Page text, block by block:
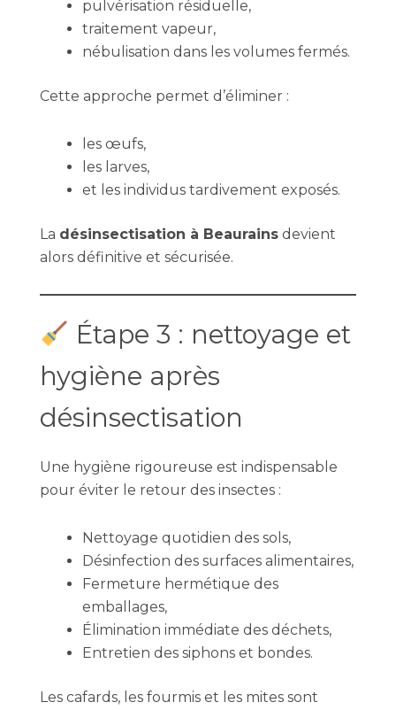
pulvérisation résiduelle,
traitement vapeur,
nébulisation dans les volumes fermés.
Cette approche permet d’éliminer :
les œufs,
les larves,
et les individus tardivement exposés.
La désinsectisation à Beaurains devient
alors définitive et sécurisée.
Étape 3 : nettoyage et
hygiène après
désinsectisation
Une hygiène rigoureuse est indispensable
pour éviter le retour des insectes :
Nettoyage quotidien des sols,
Désinfection des surfaces alimentaires,
Fermeture hermétique des
emballages,
Élimination immédiate des déchets,
Entretien des siphons et bondes.
Les cafards, les fourmis et les mites sont